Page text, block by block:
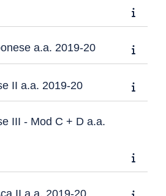
a.a. 2019-20
II a.a. 2019-20
III - Mod C + D a.a.
II a.a. 2019-20